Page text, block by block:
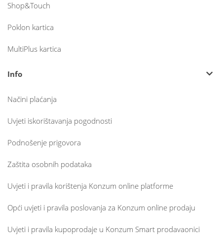
Shop&Touch
Poklon kartica
MultiPlus kartica
Info
Načini plaćanja
Uvjeti iskorištavanja pogodnosti
Podnošenje prigovora
Zaštita osobnih podataka
Uvjeti i pravila korištenja Konzum online platforme
Opći uvjeti i pravila poslovanja za Konzum online prodaju
Uvjeti i pravila kupoprodaje u Konzum Smart prodavaonici